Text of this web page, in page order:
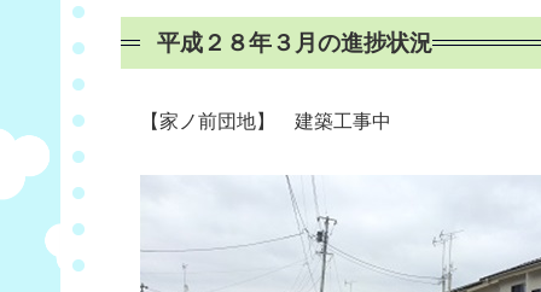
平成２８年３月の進捗状況
【家ノ前団地】 建築工事中